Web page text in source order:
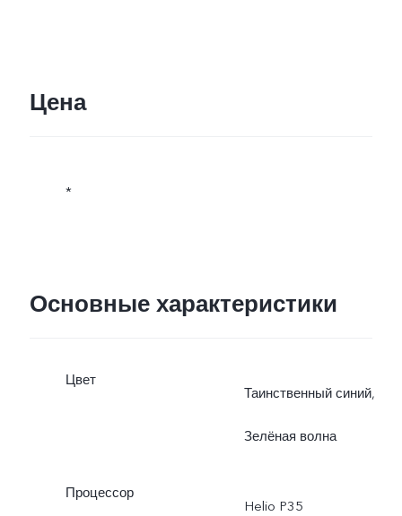
Цена
*
Основные характеристики
Цвет
Таинственный синий,
Зелёная волна
Процессор
Helio P35